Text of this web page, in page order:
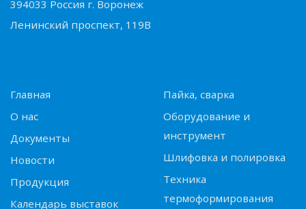
394033 Россия г. Воронеж
Ленинский проспект, 119В
Главная
О нас
Документы
Новости
Продукция
Календарь выставок
Пайка, сварка
Оборудование и
инструмент
Шлифовка и полировка
Техника
термоформирования